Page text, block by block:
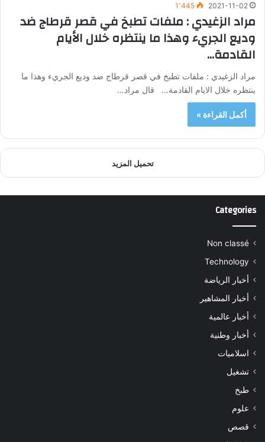
2021-11-02 1٬445
مراد الزغيدي : ملفات تطبخ في قصر قرطاج ضد
وديع الجريء وهذا ما ينتظره خلال الأيام
القادمة…
مراد الزغيدي : ملفات تطبخ في قصر قرطاج ضد وديع الجريء وهذا ما
ينتظره خلال الايام القادمة… قال مراد…
أكمل القراءة »
تحميل المزيد
Categories
Non classé
Technology
أخبار الرياضة
أخبار المشاهير
أخبار عالمية
أخبار وطنية
اسلاميات
تشغيل
طبخ
علوم
قصص